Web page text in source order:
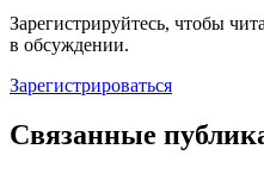
Зарегистрируйтесь, чтобы
в обсуждении.
Зарегистрироваться
Связанные